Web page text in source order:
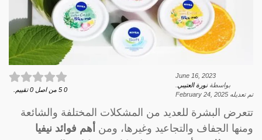
June 16, 2023
بواسطةنورة العتيبي
تم تعديله February 24, 2025
0
5 من اصل 0 تقييم.
تتعرض البشرة للعديد من المشكلات المختلفة والشائعة
ومنها الجفاف والتجاعيد وغيرها، ومن أهم فوائد نيفيا